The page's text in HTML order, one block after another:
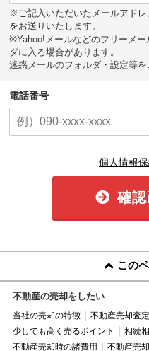
※ご記入いただいたメールアド
をお送りいたします。
※Yahoo!メールなどのフリーメ
ダに入る場合があります。
迷惑メールのフォルダ・設定等を
電話番号
個人情報
確
この
不動産の売却をしたい
当社の売却の特徴 不動産売却査定
少しでも高く売るポイント
相続
不動産売却時の諸費用
不動産売